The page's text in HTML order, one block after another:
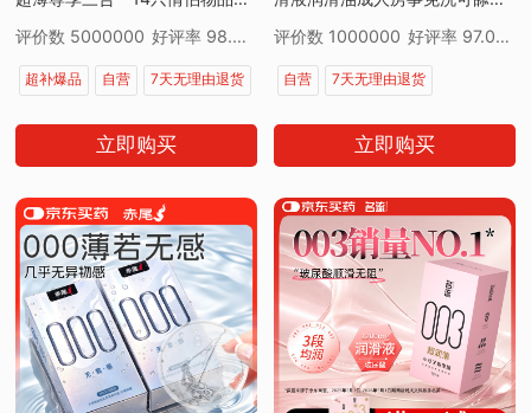
评价数 5000000 好评率 98.00%
超补爆品 自营 7天无理由退货
立即购买
评价数 1000000 好评率 97.00%
自营 7天无理由退货
立即购买